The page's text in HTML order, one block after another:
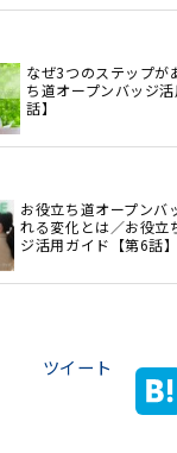
なぜ3つのステップが
ち道オープンバッジ
話】
お役立ち道オープンバ
れる変化とは／お役立
ジ活用ガイド【第6話】
ツイート